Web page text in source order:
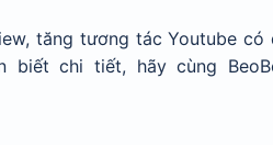
tăng tương tác Youtube có
biết chi tiết, hãy cùng